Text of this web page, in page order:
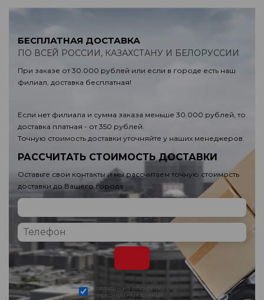
БЕСПЛАТНАЯ ДОСТАВКА
ПО ВСЕЙ РОССИИ, КАЗАХСТАНУ И БЕЛОРУССИИ
При заказе от 30.000 рублей или если в городе есть наш
филиал, доставка бесплатная!
Если нет филиала и сумма заказа меньше 30.000 рублей, то
доставка платная - от 350 рублей.
Точную стоимость доставки уточняйте у наших менеджеров.
РАССЧИТАТЬ СТОИМОСТЬ ДОСТАВКИ
Оставьте свои контакты и мы рассчитаем точную стоимость
доставки до Вашего города
согласен на обработку
персональных данных